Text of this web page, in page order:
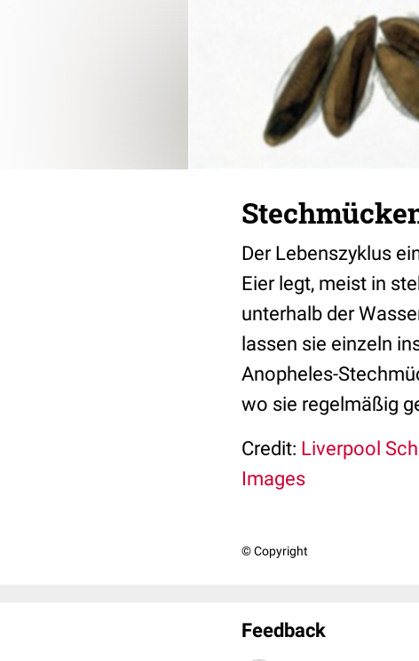
Der Lebenszyklus
Eier legt, meist in
unterhalb der
lassen sie einzeln
Anopheles-
wo sie regelmäßig
Credit: Liverpool
Images
© Copyright
Feedback